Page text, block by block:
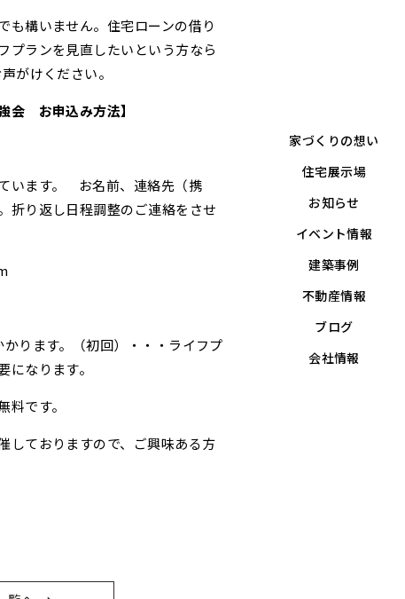
家づくりの想い
住宅展示場
お知らせ
イベント情報
建築事例
不動産情報
ブログ
会社情報
も構いません。住宅ローンの借り
プランを見直したいという方なら
がけください。
会 お申込み方法】
います。 お名前、連絡先（携
折り返し日程調整のご連絡をさせ
ります。（初回）・・・ライフプ
になります。
です。
しておりますので、ご興味ある方